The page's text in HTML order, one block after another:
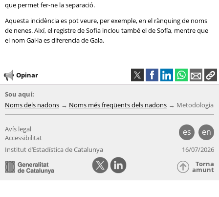
que permet fer-ne la separació.
Aquesta incidència es pot veure, per exemple, en el rànquing de noms
de nenes. Així, el registre de Sofia inclou també el de Sofía, mentre que
el nom Gal·la es diferencia de Gala.
Opinar
Sou aquí:
Noms dels nadons
Noms més freqüents dels nadons Metodologia
es en
Avís legal
Accessibilitat
Institut d’Estadística de Catalunya
16/07/2026
Torna
amunt